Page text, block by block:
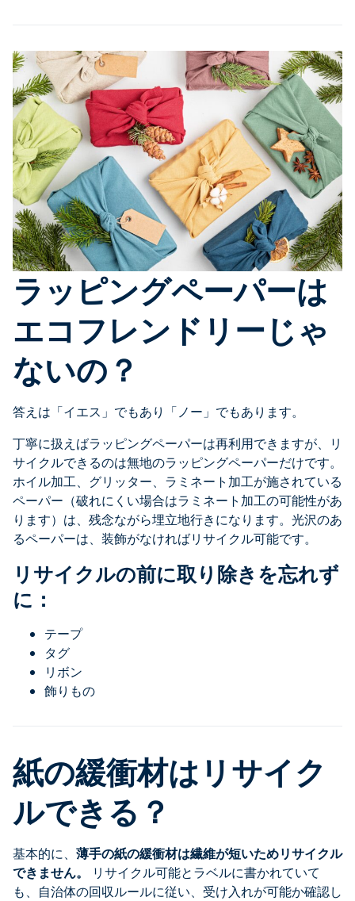
ラッピングペーパーは
エコフレンドリーじゃ
ないの？
答えは「イエス」でもあり「ノー」でもあります。
丁寧に扱えばラッピングペーパーは再利用できますが、リ
サイクルできるのは無地のラッピングペーパーだけです。
ホイル加工、グリッター、ラミネート加工が施されている
ペーパー（破れにくい場合はラミネート加工の可能性があ
ります）は、残念ながら埋立地行きになります。光沢のあ
るペーパーは、装飾がなければリサイクル可能です。
リサイクルの前に取り除きを忘れず
に：
テープ
タグ
リボン
飾りもの
紙の緩衝材はリサイク
ルできる？
基本的に、 薄手の紙の緩衝材は繊維が短いためリサイクル
できません。
リサイクル可能とラベルに書かれていて
も、自治体の回収ルールに従い、受け入れが可能か確認し